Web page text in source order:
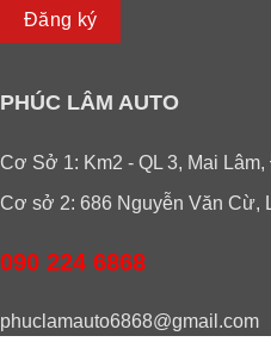
Đăng ký
PHÚC LÂM AUTO
Cơ Sở 1: Km2 - QL 3, Mai
Cơ sở 2: 686 Nguyễn Văn Cừ,
090 224 6868
phuclamauto6868@gmail.com